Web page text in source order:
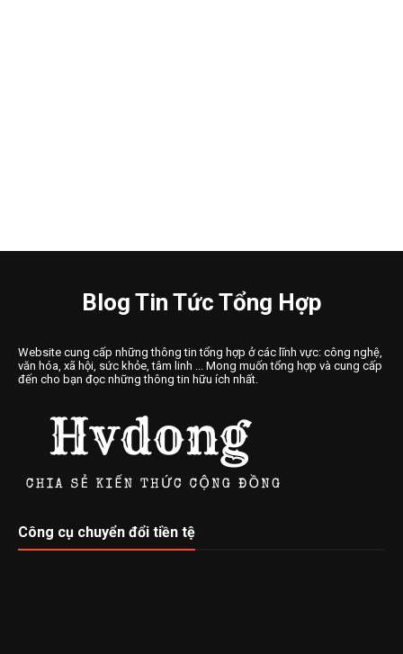
Blog Tin Tức Tổng Hợp
Website cung cấp những thông tin tổng hợp ở các lĩnh vực: công nghệ,
văn hóa, xã hội, sức khỏe, tâm linh ... Mong muốn tổng hợp và cung cấp
đến cho bạn đọc những thông tin hữu ích nhất.
Công cụ chuyển đổi tiền tệ